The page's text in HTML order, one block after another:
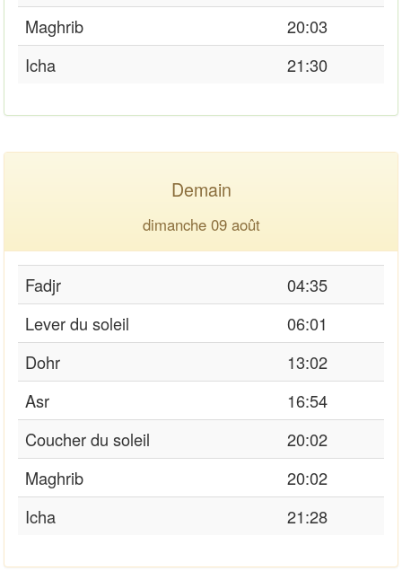
Maghrib
20:03
Icha
21:30
Demain
dimanche 09 août
Fadjr
04:35
Lever du soleil
06:01
Dohr
13:02
Asr
16:54
Coucher du soleil
20:02
Maghrib
20:02
Icha
21:28